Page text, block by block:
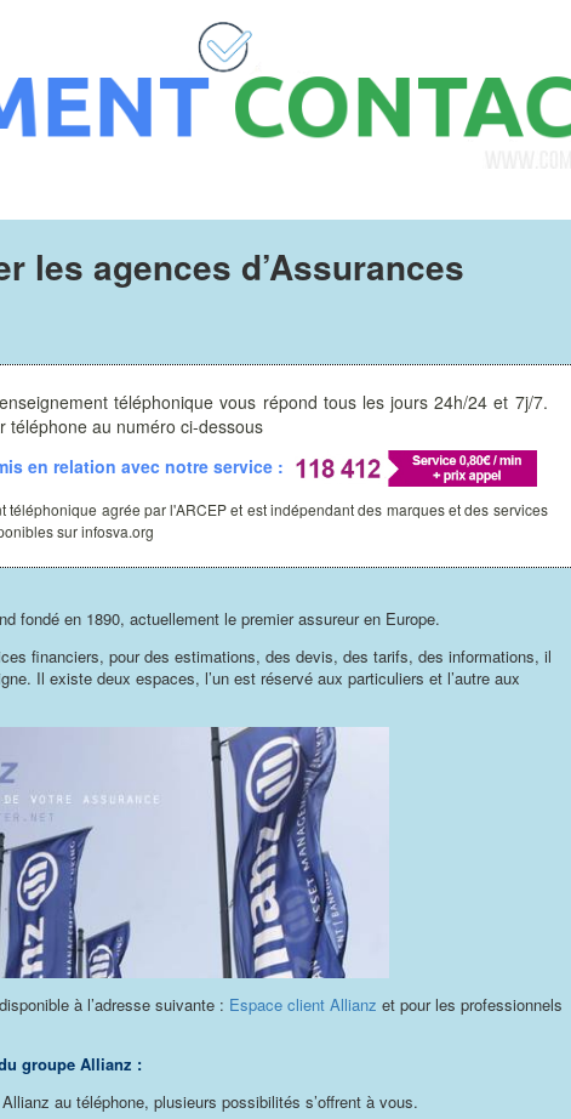
les agences d’Assurances
téléphonique vous répond tous les jours 24h/24 et 7j/7.
téléphone au numéro ci-dessous
en relation avec notre service :
téléphonique agrée par l'ARCEP et est indépendant des marques et des services
sur infosva.org
fondé en 1890, actuellement le premier assureur en Europe.
financiers, pour des estimations, des devis, des tarifs, des informations, il
Il existe deux espaces, l’un est réservé aux particuliers et l’autre aux
à l’adresse suivante : Espace client Allianz et pour les professionnels
groupe Allianz :
au téléphone, plusieurs possibilités s’offrent à vous.